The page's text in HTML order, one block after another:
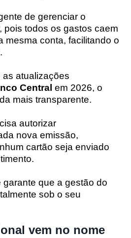
de gerenciar o
pois todos os gastos caem
mesma conta, facilitando o
atualizações
Central em 2026, o
mais transparente.
autorizar
nova emissão,
cartão seja enviado
garante que a gestão do
sob o seu
vem no nome